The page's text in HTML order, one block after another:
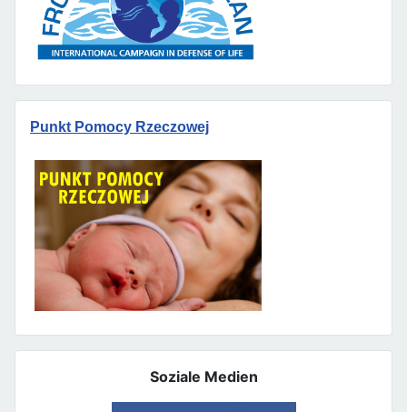
Punkt Pomocy Rzeczowej
Soziale Medien